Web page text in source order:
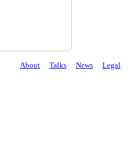
About Talks News Legal